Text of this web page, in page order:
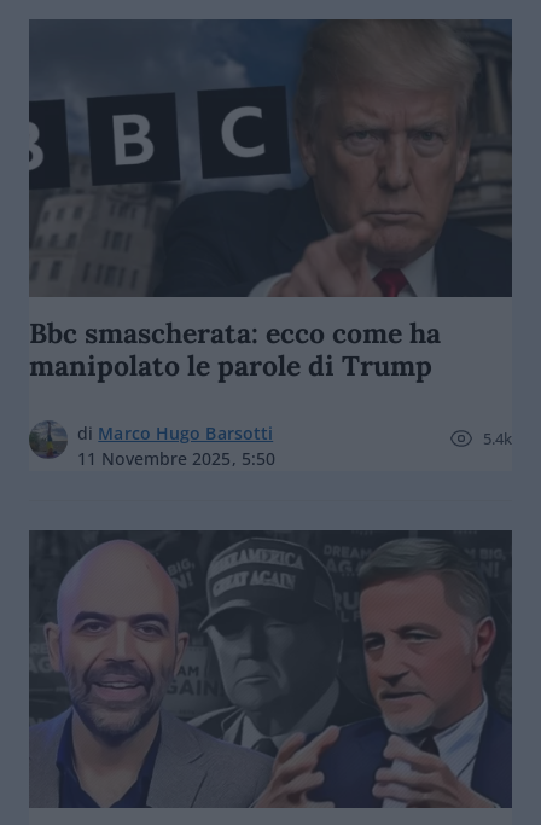
Bbc smascherata: ecco come ha
manipolato le parole di Trump
di Marco Hugo Barsotti
11 Novembre 2025, 5:50
5.4k